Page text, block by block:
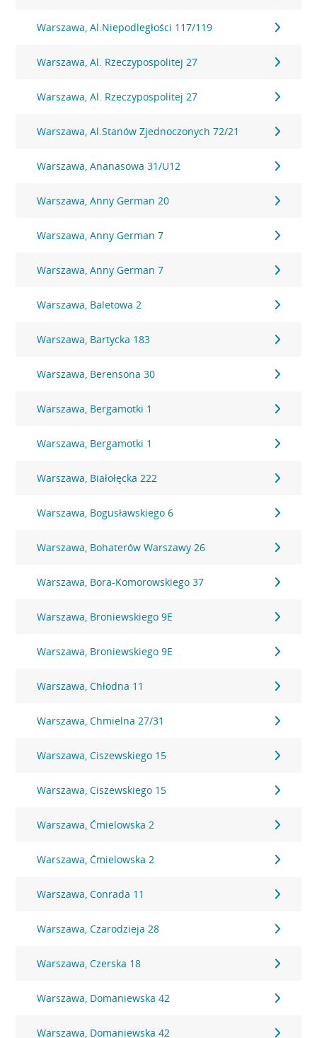
Warszawa, Al.Niepodległości 117/119
Warszawa, Al. Rzeczypospolitej 27
Warszawa, Al. Rzeczypospolitej 27
Warszawa, Al.Stanów Zjednoczonych 72/21
Warszawa, Ananasowa 31/U12
Warszawa, Anny German 20
Warszawa, Anny German 7
Warszawa, Anny German 7
Warszawa, Baletowa 2
Warszawa, Bartycka 183
Warszawa, Berensona 30
Warszawa, Bergamotki 1
Warszawa, Bergamotki 1
Warszawa, Białołęcka 222
Warszawa, Bogusławskiego 6
Warszawa, Bohaterów Warszawy 26
Warszawa, Bora-Komorowskiego 37
Warszawa, Broniewskiego 9E
Warszawa, Broniewskiego 9E
Warszawa, Chłodna 11
Warszawa, Chmielna 27/31
Warszawa, Ciszewskiego 15
Warszawa, Ciszewskiego 15
Warszawa, Ćmielowska 2
Warszawa, Ćmielowska 2
Warszawa, Conrada 11
Warszawa, Czarodzieja 28
Warszawa, Czerska 18
Warszawa, Domaniewska 42
Warszawa, Domaniewska 42